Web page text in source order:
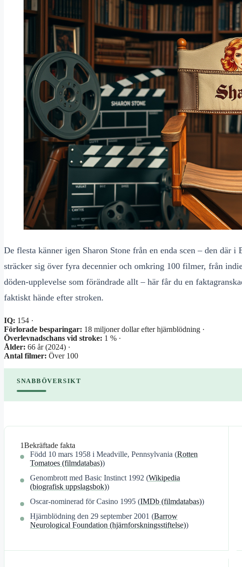
De flesta känner igen Sharon Stone från en enda scen – den där
sträcker sig över fyra decennier och omkring 100 filmer, från
döden-upplevelse som förändrade allt – här får du en
faktiskt hände efter stroken.
IQ: 154 ·
Förlorade besparingar: 18 miljoner dollar efter hjärnblödning ·
Överlevnadschans vid stroke: 1 % ·
Ålder: 66 år (2024) ·
Antal filmer: Över 100
SNABBÖVERSIKT
1Bekräftade fakta
Född 10 mars 1958 i Meadville, Pennsylvania (Rotten
Tomatoes (filmdatabas))
Genombrott med Basic Instinct 1992 (Wikipedia
(biografisk uppslagsbok))
Oscar-nominerad för Casino 1995 (IMDb (filmdatabas))
Hjärnblödning den 29 september 2001 (Barrow
Neurological Foundation (hjärnforskningsstiftelse))